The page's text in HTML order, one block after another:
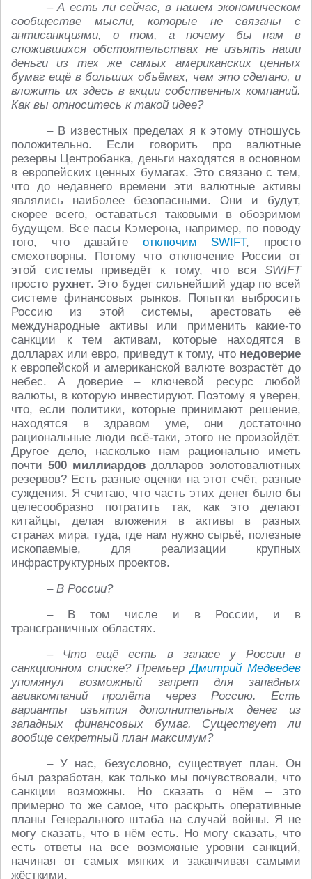
– А есть ли сейчас, в нашем экономическом
сообществе мысли, которые не связаны с
антисанкциями, о том, а почему бы нам в
сложившихся обстоятельствах не изъять наши
деньги из тех же самых американских ценных
бумаг ещё в больших объёмах, чем это сделано, и
вложить их здесь в акции собственных компаний.
Как вы относитесь к такой идее?
– В известных пределах я к этому отношусь
положительно. Если говорить про валютные
резервы Центробанка, деньги находятся в основном
в европейских ценных бумагах. Это связано с тем,
что до недавнего времени эти валютные активы
являлись наиболее безопасными. Они и будут,
скорее всего, оставаться таковыми в обозримом
будущем. Все пасы Кэмерона, например, по поводу
того, что давайте отключим SWIFT, просто
смехотворны. Потому что отключение России от
этой системы приведёт к тому, что вся SWIFT
просто рухнет. Это будет сильнейший удар по всей
системе финансовых рынков. Попытки выбросить
Россию из этой системы, арестовать её
международные активы или применить какие-то
санкции к тем активам, которые находятся в
долларах или евро, приведут к тому, что недоверие
к европейской и американской валюте возрастёт до
небес. А доверие – ключевой ресурс любой
валюты, в которую инвестируют. Поэтому я уверен,
что, если политики, которые принимают решение,
находятся в здравом уме, они достаточно
рациональные люди всё-таки, этого не произойдёт.
Другое дело, насколько нам рационально иметь
почти 500 миллиардов долларов золотовалютных
резервов? Есть разные оценки на этот счёт, разные
суждения. Я считаю, что часть этих денег было бы
целесообразно потратить так, как это делают
китайцы, делая вложения в активы в разных
странах мира, туда, где нам нужно сырьё, полезные
ископаемые, для реализации крупных
инфраструктурных проектов.
– В России?
– В том числе и в России, и в
трансграничных областях.
– Что ещё есть в запасе у России в
санкционном списке? ПремьерДмитрий Медведев
упомянул возможный запрет для западных
авиакомпаний пролёта через Россию. Есть
варианты изъятия дополнительных денег из
западных финансовых бумаг. Существует ли
вообще секретный план максимум?
– У нас, безусловно, существует план. Он
был разработан, как только мы почувствовали, что
санкции возможны. Но сказать о нём – это
примерно то же самое, что раскрыть оперативные
планы Генерального штаба на случай войны. Я не
могу сказать, что в нём есть. Но могу сказать, что
есть ответы на все возможные уровни санкций,
начиная от самых мягких и заканчивая самыми
жёсткими.